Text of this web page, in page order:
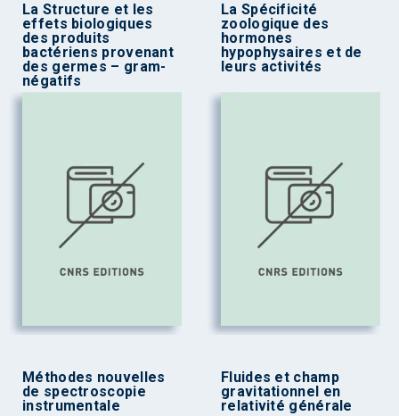
La Structure et les
effets biologiques
des produits
bactériens provenant
des germes – gram-
négatifs
La Spécificité
zoologique des
hormones
hypophysaires et de
leurs activités
Méthodes nouvelles
de spectroscopie
instrumentale
Fluides et champ
gravitationnel en
relativité générale